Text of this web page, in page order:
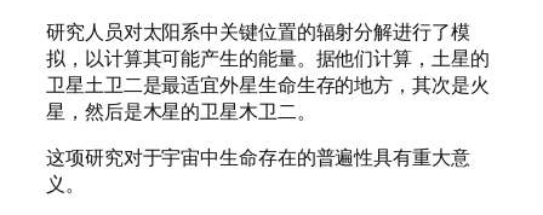
研究人员对太阳系中关键位置的辐射分解进行了模
拟，以计算其可能产生的能量。据他们计算，土星的
卫星土卫二是最适宜外星生命生存的地方，其次是火
星，然后是木星的卫星木卫二。
这项研究对于宇宙中生命存在的普遍性具有重大意
义。